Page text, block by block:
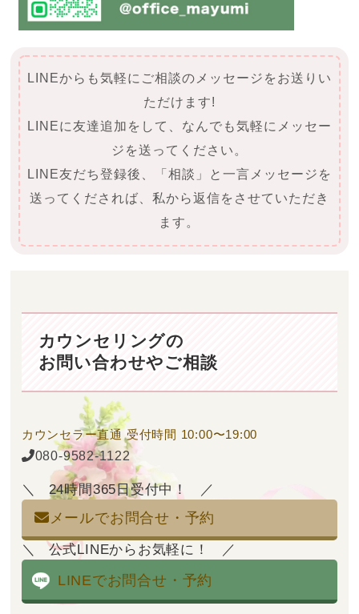
LINEからも気軽にご相談のメッセージをお送りい
ただけます!
LINEに友達追加をして、なんでも気軽にメッセー
ジを送ってください。
LINE友だち登録後、「相談」と一言メッセージを
送ってくだされば、私から返信をさせていただき
ます。
カウンセリングの
お問い合わせやご相談
カウンセラー直通 受付時間 10:00〜19:00
080-9582-1122
24時間365日受付中！
メールでお問合せ・予約
公式LINEからお気軽に！
LINEでお問合せ・予約